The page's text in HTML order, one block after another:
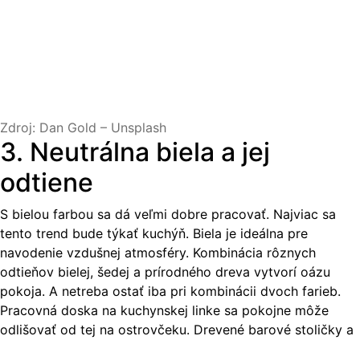
Zdroj: Dan Gold – Unsplash
3. Neutrálna biela a jej
odtiene
S bielou farbou sa dá veľmi dobre pracovať. Najviac sa
tento trend bude týkať kuchýň. Biela je ideálna pre
navodenie vzdušnej atmosféry. Kombinácia rôznych
odtieňov bielej, šedej a prírodného dreva vytvorí oázu
pokoja. A netreba ostať iba pri kombinácii dvoch farieb.
Pracovná doska na kuchynskej linke sa pokojne môže
odlišovať od tej na ostrovčeku. Drevené barové stoličky a